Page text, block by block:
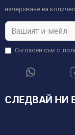
изчерпване на
Съгласен съм с
СЛЕДВАЙ НИ